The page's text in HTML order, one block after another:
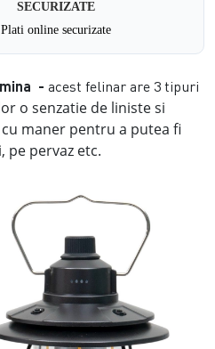
SECURIZATE
Plati online securizate
-acest felinar are 3 tipuri
o senzatie de liniste si
maner pentru a putea fi
pe pervaz etc.